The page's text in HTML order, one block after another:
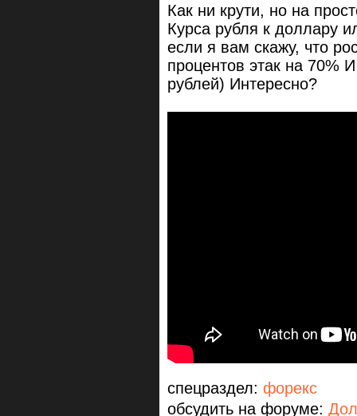
Как ни крути, но на
Курса рубля к доллару
если я вам скажу, что
процентов этак на 70%
рублей) Интересно?
спецраздел: форекс
обсудить на форуме: